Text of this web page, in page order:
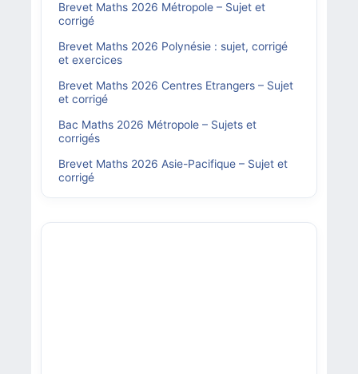
Brevet Maths 2026 Métropole – Sujet et
corrigé
Brevet Maths 2026 Polynésie : sujet, corrigé
et exercices
Brevet Maths 2026 Centres Etrangers – Sujet
et corrigé
Bac Maths 2026 Métropole – Sujets et
corrigés
Brevet Maths 2026 Asie-Pacifique – Sujet et
corrigé